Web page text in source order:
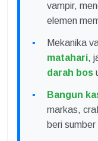
vampir,
elemen
Mekanika
matahari,
darah bos
Bangun
markas,
beri